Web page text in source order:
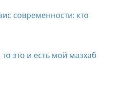
современности: кто
это и есть мой мазхаб